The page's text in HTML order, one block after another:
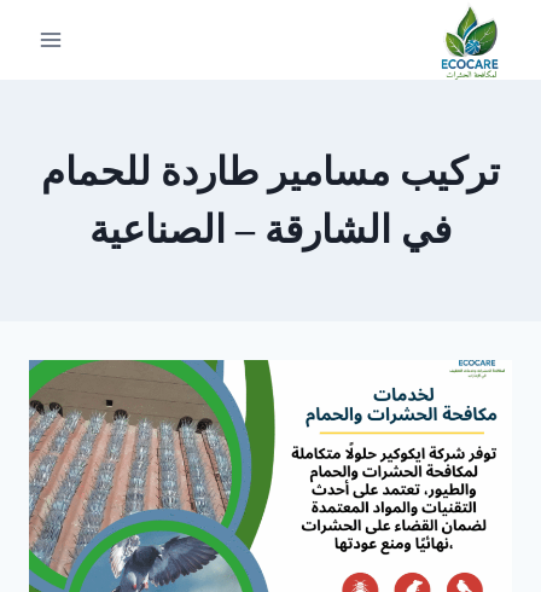
التجاوز
تركيب مسامير طاردة للحمام
في الشارقة – الصناعية